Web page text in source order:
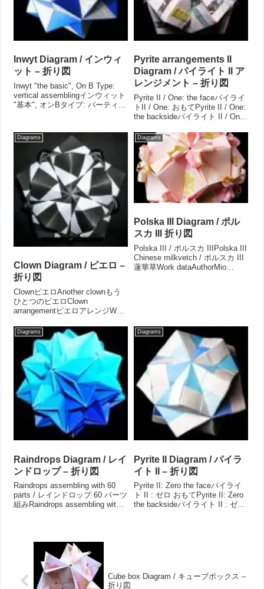
Inwyt Diagram / インウィ
ット – 折り図
Inwyt "the basic", On B Type:
vertical assemblingインウィット
"基本", オンBタイプ: バーティカ
Pyrite arrangements II
Diagram / パイライト II ア
レンジメント – 折り図
Pyrite II / One: the faceパイライ
トII / One: おもてPyrite II / One:
the backsideパイライト II / One:
ライト...
Diagrams
Clown Diagram / ピエロ –
折り図
ClownピエロAnother clownもう
ひとつのピエロClown
arrangementピエロアレンジWork
date May.2007Drawing
Apr.2019Pa...
Diagrams
Polska III Diagram / ポル
スカ III 折り図
Polska III / ポルスカ IIIPolska III
Chinese milkvetch / ポルスカ III
蓮華草Work dataAuthorMio
Diagrams
Raindrops Diagram / レイ
ンドロップ – 折り図
Raindrops assembling with 60
parts / レインドロップ 60 パーツ
組みRaindrops assembling with
Diagrams
Pyrite II Diagram / パイラ
イト II – 折り図
Pyrite II: Zero the faceパイライ
ト II : ゼロ おもてPyrite II: Zero
the backsideパイライト II : ゼロ
Cube box Diagram / キューブボックス –
折り図